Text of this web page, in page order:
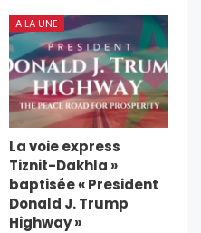
A LA UNE
La voie express
Tiznit-Dakhla »
baptisée « President
Donald J. Trump
Highway »